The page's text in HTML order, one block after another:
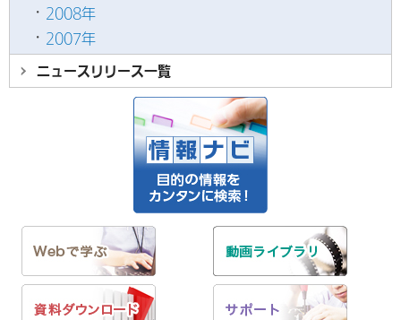
2008年
2007年
ニュースリリース一覧